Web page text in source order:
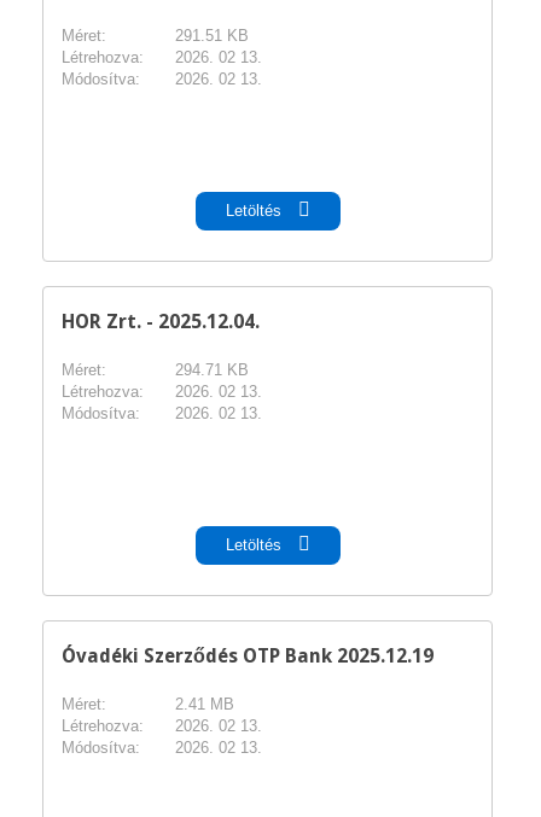
Méret:
291.51 KB
Létrehozva:
2026. 02 13.
Módosítva:
2026. 02 13.
Letöltés
HOR Zrt. - 2025.12.04.
Méret:
294.71 KB
Létrehozva:
2026. 02 13.
Módosítva:
2026. 02 13.
Letöltés
Óvadéki Szerződés OTP Bank 2025.12.19
Méret:
2.41 MB
Létrehozva:
2026. 02 13.
Módosítva:
2026. 02 13.